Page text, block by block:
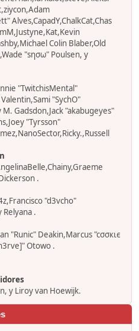
Alves,CapadY,ChalkCat,Chas
Colin Blaber,Old
"sησω" Poulsen, y
"TwitchisMental"
"SychO"
Gadsdon,Jack "akabugeyes"
"Tyrsson"
.
"d3vcho"
.
"Runic" Deakin,Marcus "cσσкιє
Otowo .
y Liroy van Hoewijk.